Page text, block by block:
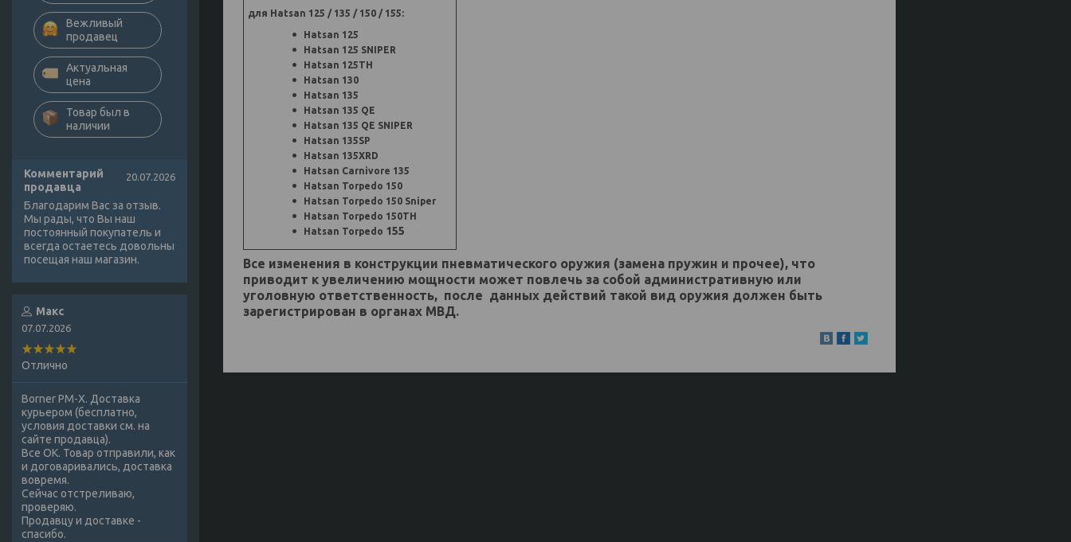
для Hatsan 125 / 135 / 150 / 155:
Hatsan 125
Hatsan 125 SNIPER
Hatsan 125TH
Hatsan 130
Hatsan 135
Hatsan 135 QE
Hatsan 135 QE SNIPER
Hatsan 135SP
Hatsan 135XRD
Hatsan Carnivore 135
Hatsan Torpedo 150
Hatsan Torpedo 150 Sniper
Hatsan Torpedo 150TH
Hatsan Torpedo 155
Все изменения в конструкции пневматического оружия (замена пружин и прочее), что
приводит к увеличению мощности может повлечь за собой административную или
уголовную ответственность, после данных действий такой вид оружия должен быть
зарегистрирован в органах МВД.
Вежливый
продавец
Актуальная
цена
Товар был в
наличии
Комментарий
продавца
20.07.2026
Благодарим Вас за отзыв.
Мы рады, что Вы наш
постоянный покупатель и
всегда остаетесь довольны
посещая наш магазин.
Макс
07.07.2026
Отлично
Borner PM-X. Доставка
курьером (бесплатно,
условия доставки см. на
сайте продавца).
Все ОК. Товар отправили, как
и договаривались, доставка
вовремя.
Сейчас отстреливаю,
проверяю.
Продавцу и доставке -
спасибо.